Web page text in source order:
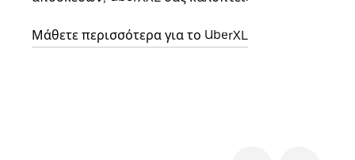
Μάθετε περισσότερα για το UberXL